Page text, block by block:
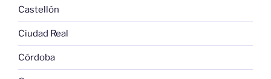
Castellón
Ciudad Real
Córdoba